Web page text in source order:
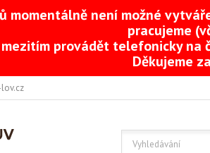
momentálně není možné
pracujeme
provádět telefonicky na
Děkujeme